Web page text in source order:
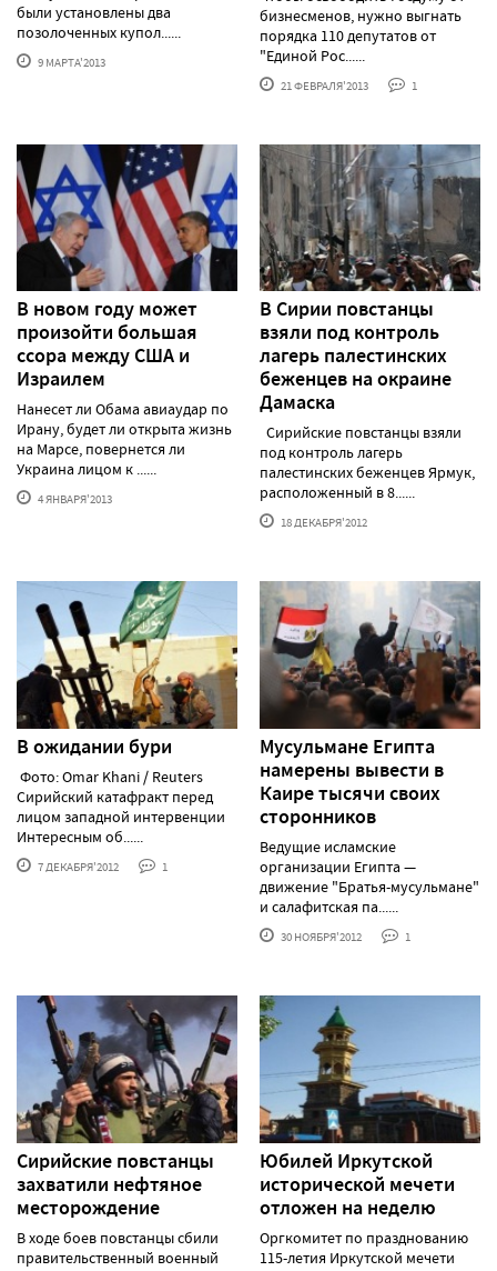
были установлены два
позолоченных купол......
9 МАРТА'2013
бизнесменов, нужно выгнать
порядка 110 депутатов от
"Единой Рос......
21 ФЕВРАЛЯ'2013 1
В новом году может
произойти большая
ссора между США и
Израилем
Нанесет ли Обама авиаудар по
Ирану, будет ли открыта жизнь
на Марсе, повернется ли
Украина лицом к ......
4 ЯНВАРЯ'2013
В Сирии повстанцы
взяли под контроль
лагерь палестинских
беженцев на окраине
Дамаска
Сирийские повстанцы взяли
под контроль лагерь
палестинских беженцев Ярмук,
расположенный в 8......
18 ДЕКАБРЯ'2012
В ожидании бури
Фото: Omar Khani / Reuters
Сирийский катафракт перед
лицом западной интервенции
Интересным об......
7 ДЕКАБРЯ'2012 1
Мусульмане Египта
намерены вывести в
Каире тысячи своих
сторонников
Ведущие исламские
организации Египта —
движение "Братья-мусульмане"
и салафитская па......
30 НОЯБРЯ'2012 1
Сирийские повстанцы
захватили нефтяное
месторождение
В ходе боев повстанцы сбили
правительственный военный
Юбилей Иркутской
исторической мечети
отложен на неделю
Оргкомитет по празднованию
115-летия Иркутской мечети